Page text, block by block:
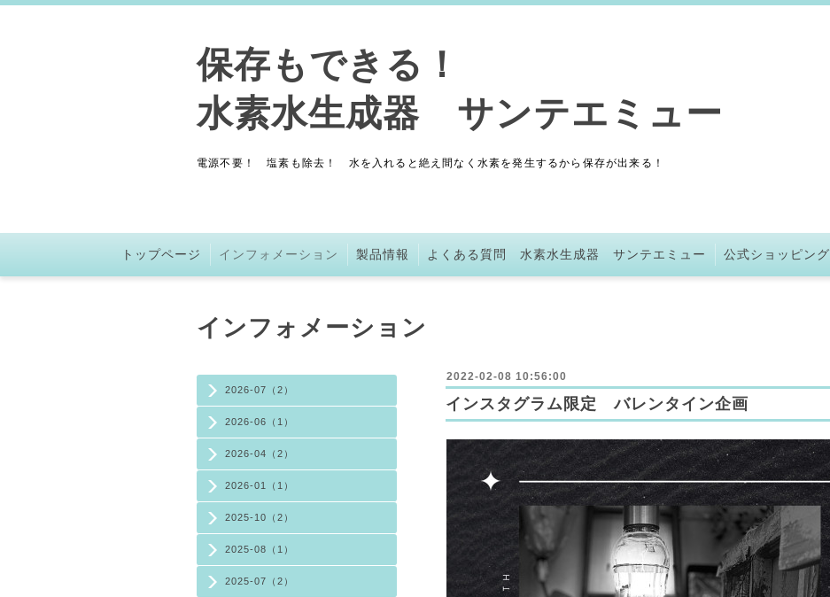
保存もできる！
水素水生成器 サンテエミュー
電源不要！ 塩素も除去！ 水を入れると絶え間なく水素を発生するから保存が出来る！
トップページ インフォメーション 製品情報 よくある質問 水素水生成器 サンテエミュー 公式ショッピング
2026-07（2）
2026-06（1）
2026-04（2）
2026-01（1）
2025-10（2）
2025-08（1）
2025-07（2）
インフォメーション
2022-02-08 10:56:00
インスタグラム限定 バレンタイン企画